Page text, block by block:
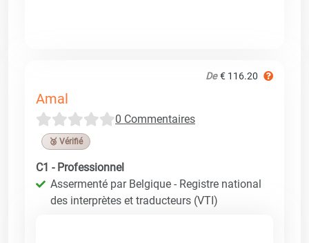
De € 116.20
Amal
0 Commentaires
🥉 Vérifié
C1 - Professionnel
Assermenté par Belgique - Registre national
des interprètes et traducteurs (VTI)